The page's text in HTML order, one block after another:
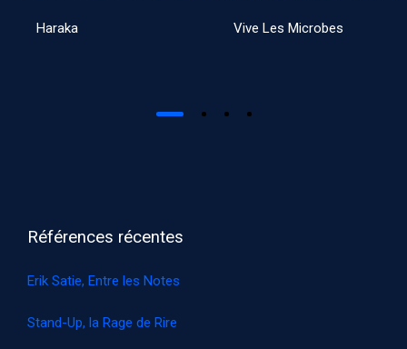
Haraka Vive Les Microbes
Références récentes
Erik Satie, Entre les Notes
Stand-Up, la Rage de Rire